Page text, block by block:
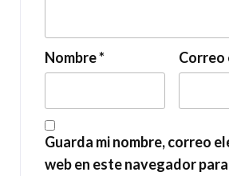
Nombre*
Guarda mi nombre, correo
web en este navegador